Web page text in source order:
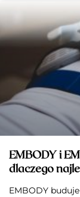
EMBODY i
dlaczego
EMBODY